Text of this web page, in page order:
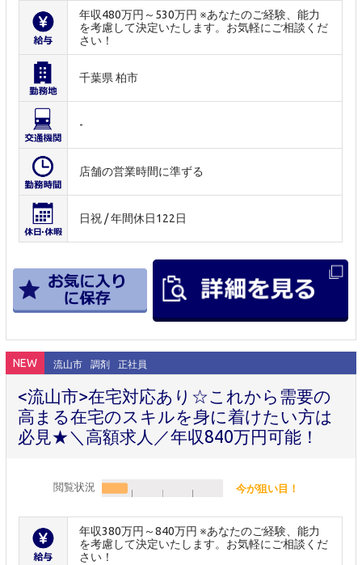
年収480万円～530万円 ※あなたのご経験、能力
を考慮して決定いたします。お気軽にご相談くだ
さい！
千葉県 柏市
-
店舗の営業時間に準ずる
日祝 / 年間休日122日
NEW 流山市 調剤 正社員
<流山市>在宅対応あり☆これから需要の
高まる在宅のスキルを身に着けたい方は
必見★＼高額求人／年収840万円可能！
閲覧状況 今が狙い目！
年収380万円～840万円 ※あなたのご経験、能力
を考慮して決定いたします。お気軽にご相談くだ
さい！